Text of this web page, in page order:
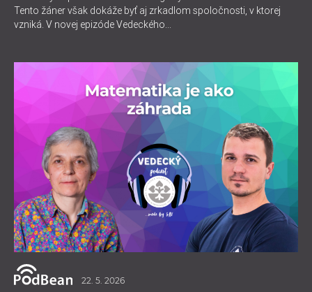
Tento žáner však dokáže byť aj zrkadlom spoločnosti, v ktorej
vzniká. V novej epizóde Vedeckého...
22. 5. 2026